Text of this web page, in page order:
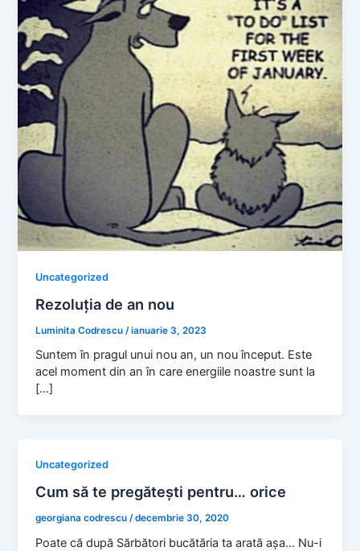
Uncategorized
Rezoluția de an nou
Luminita Codrescu /ianuarie 3, 2023
Suntem în pragul unui nou an, un nou început. Este
acel moment din an în care energiile noastre sunt la
[…]
Uncategorized
Cum să te pregătești pentru… orice
georgiana codrescu/decembrie 30, 2020
Poate că după Sărbători bucătăria ta arată așa… Nu-i